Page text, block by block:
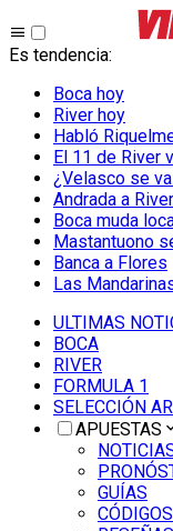
Es tendencia:
Boca hoy
River hoy
Habló
El 11 de River
¿Velasco se
Andrada a River
Boca muda
Mastantuono
Banca a Flores
Las
ULTIMAS
BOCA
RIVER
FORMULA 1
SELECCIÓN
APUESTAS
GUÍAS